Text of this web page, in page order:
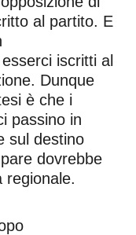
al partito. E
iscritti al
Dunque
è che i
passino in
sul destino
dovrebbe
regionale.